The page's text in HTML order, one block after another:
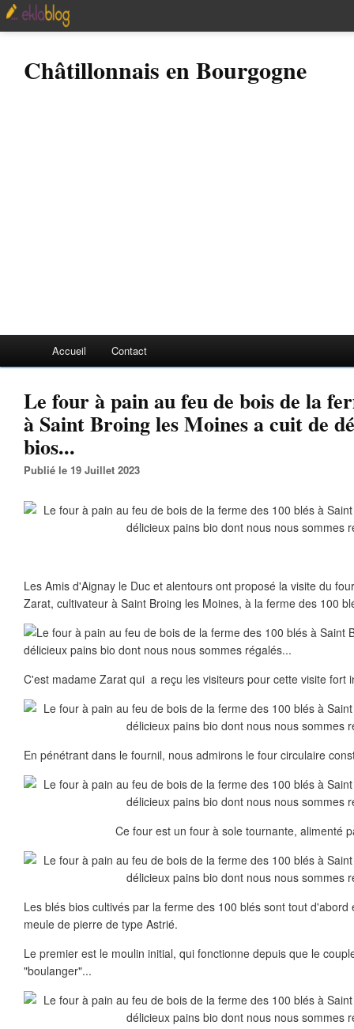
Châtillonnais en Bourgogne
Accueil Contact
Le four à pain au feu de bois de la
à Saint Broing les Moines a cuit de
bios...
Publié le 19 Juillet 2023
Les Amis d'Aignay le Duc et alentours ont proposé la visite du
Zarat, cultivateur à Saint Broing les Moines, à la ferme des 100
C'est madame Zarat qui a reçu les visiteurs pour cette visite fort
En pénétrant dans le fournil, nous admirons le four circulaire
Ce four est un four à sole tournante, alimenté
Les blés bios cultivés par la ferme des 100 blés sont tout
meule de pierre de type Astrié.
Le premier est le moulin initial, qui fonctionne depuis que le
"boulanger"...